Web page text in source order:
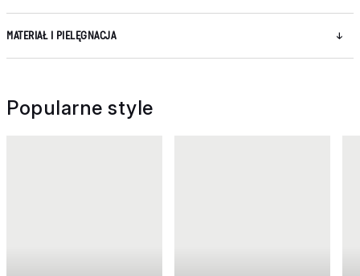
MATERIAŁ I PIELĘGNACJA
Popularne style